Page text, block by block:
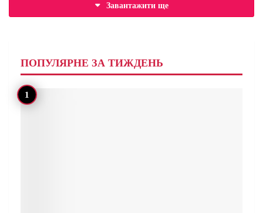
Завантажити ще
ПОПУЛЯРНЕ ЗА ТИЖДЕНЬ